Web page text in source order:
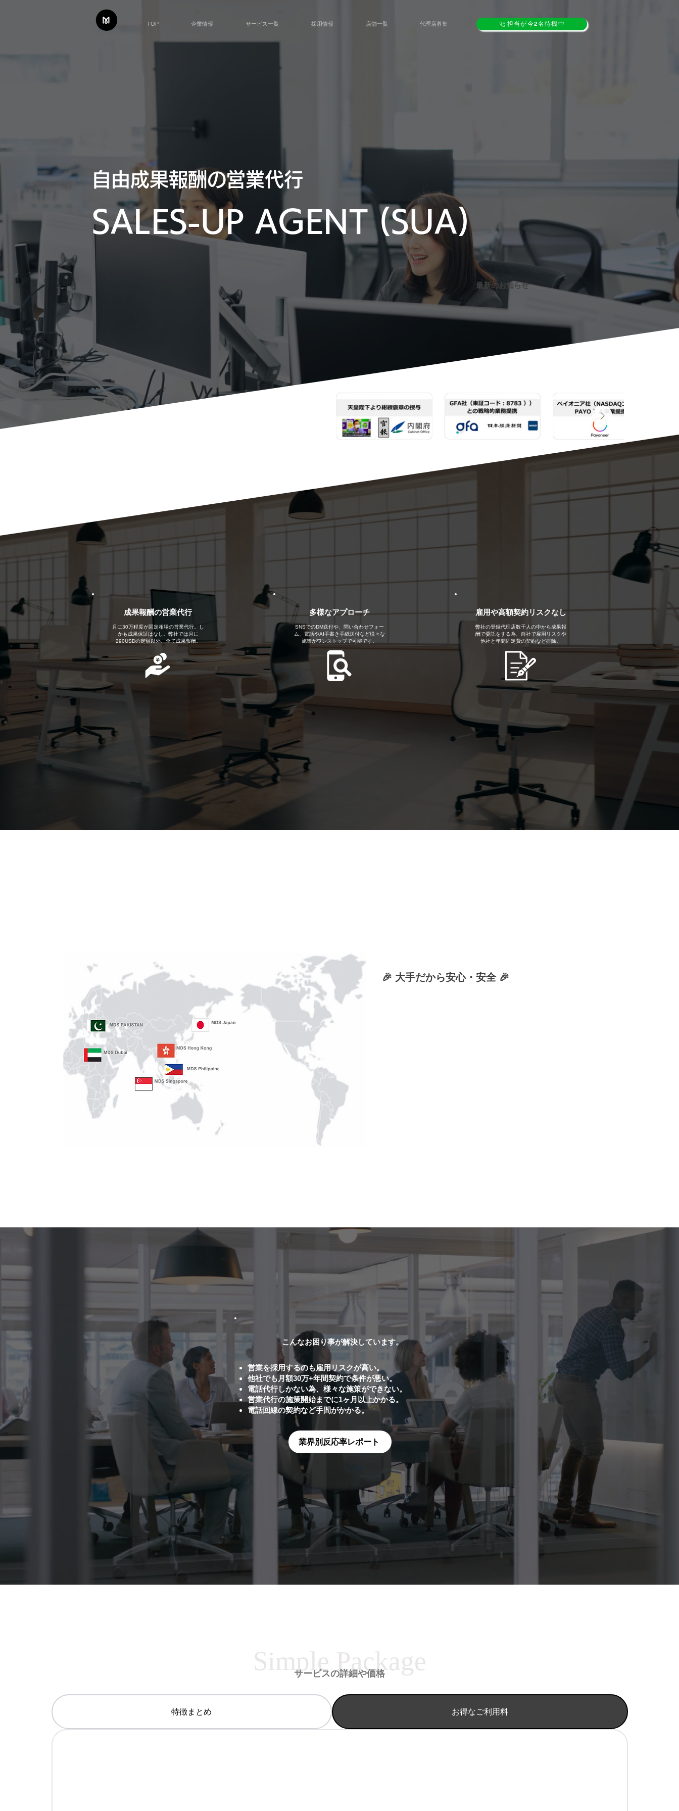
TOP 企業情報 サービス一覧 採用情報 店舗一覧 代理店募集 担当が今2名待機中
自由成果報酬の営業代行
SALES-UP AGENT (SUA)
最新のお知らせ
​成果報酬の営業代行
月に30万程度が固定相場の営業代行。し
かも成果保証はなし。弊社では月に
290USDの定額以外、全て成果報酬。
多様なアプローチ
SNSでのDM送付や、問い合わせフォー
ム、電話やAI手書き手紙送付など様々な
施策がワンストップで可能です。
雇用や高額契約リスクなし
弊社の登録代理店数千人の中から成果報
酬で委託をする為、自社で雇用リスクや
他社と年間固定費の契約など排除。
🎉 大手だから安心・安全 🎉
こんなお困り事が解決しています。
営業を採用するのも雇用リスクが高い。
他社でも月額30万+年間契約で条件が悪い。
電話代行しかない為、様々な施策ができない。
営業代行の施策開始までに1ヶ月以上かかる。
​電話回線の契約など手間がかかる。
業界別反応率レポート
Simple Package
サービスの詳細や価格
特徴まとめ お得なご利用料